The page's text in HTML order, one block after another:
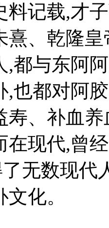
料记载,才
熹、乾隆
,都与东阿
,也都对阿
寿、补血
在现代,曾
无数现代
化。